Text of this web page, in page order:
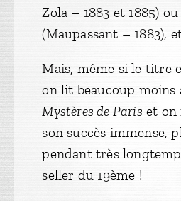
Zola – 1883 et 1885) ou
(Maupassant – 1883),
Mais, même si le titre
on lit beaucoup
Mystères de Paris et on
son succès immense,
pendant très
seller du 19ème !